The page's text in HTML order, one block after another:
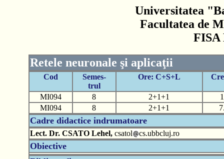
Universitatea
Facultatea de
FISA
Retele neuronale şi aplicaţii
Cod
Semes-
trul
Ore: C+S+L
MI094 8 2+1+1
MI094
8 2+1+1
Cadre didactice indrumatoare
Lect. Dr. CSATO Lehel,csatol cs.ubbcluj.ro
Obiective